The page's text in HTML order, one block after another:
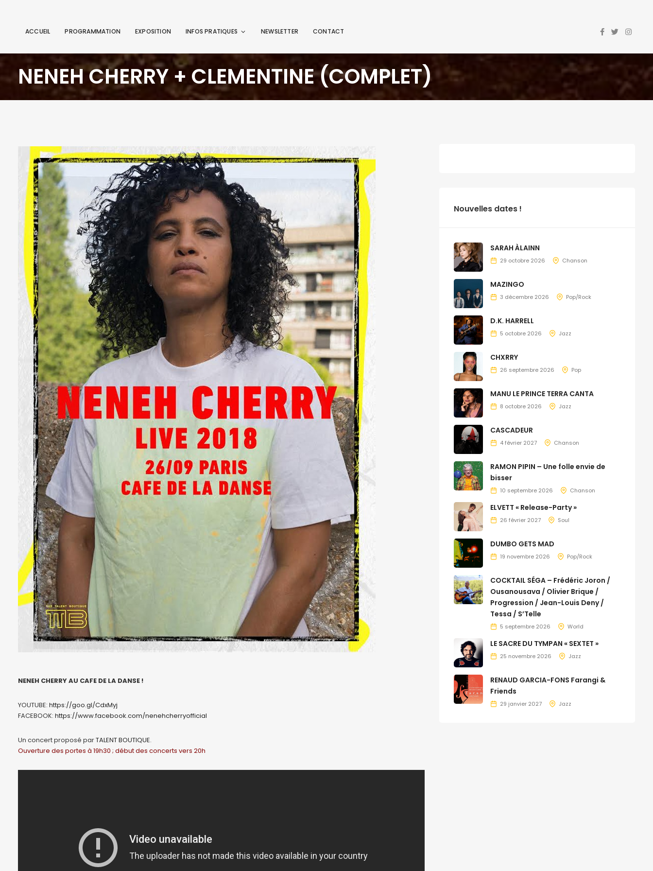
ACCUEIL PROGRAMMATION EXPOSITION INFOS PRATIQUES NEWSLETTER CONTACT
NENEH CHERRY + CLEMENTINE (COMPLET)
NENEH CHERRY AU CAFE DE LA DANSE !
YOUTUBE: https://goo.gl/CdxMyj
FACEBOOK: https://www.facebook.com/nenehcherryofficial
Un concert proposé parTALENT BOUTIQUE.
Ouverture des portes à 19h30 ; début des concerts vers 20h
Nouvelles dates !
SARAH ÀLAINN
29 octobre 2026 Chanson
MAZINGO
3 décembre 2026 Pop/Rock
D.K. HARRELL
5 octobre 2026 Jazz
CHXRRY
26 septembre 2026 Pop
MANU LE PRINCE TERRA CANTA
8 octobre 2026 Jazz
CASCADEUR
4 février 2027 Chanson
RAMON PIPIN – Une folle envie de
bisser
10 septembre 2026 Chanson
ELVETT « Release-Party »
26 février 2027 Soul
DUMBO GETS MAD
19 novembre 2026 Pop/Rock
COCKTAIL SÉGA – Frédéric Joron /
Ousanousava / Olivier Brique /
Progression / Jean-Louis Deny /
Tessa / S’Telle
5 septembre 2026 World
LE SACRE DU TYMPAN « SEXTET »
25 novembre 2026 Jazz
RENAUD GARCIA-FONS Farangi &
Friends
29 janvier 2027 Jazz